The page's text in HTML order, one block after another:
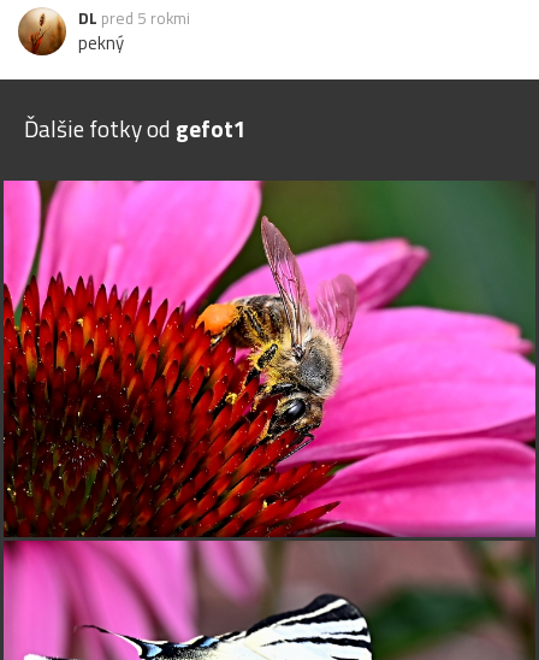
DL pred 5 rokmi
pekný
Ďalšie fotky od gefot1